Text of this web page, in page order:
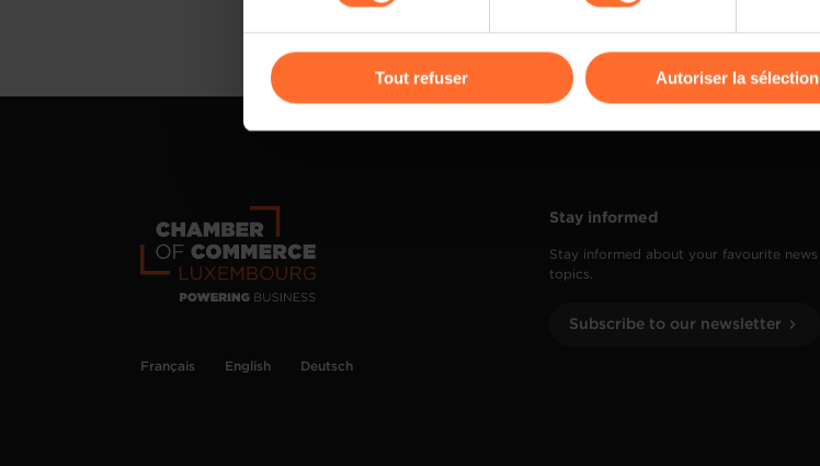
gauche de chaque page.
Tout refuser Autoriser la sélection
Français English Deutsch
Stay informed
Stay informed about your favourite news
topics.
Subscribe to our newsletter